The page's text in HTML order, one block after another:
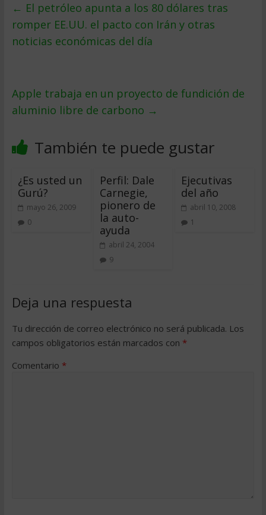
← El petróleo apunta a los 80 dólares tras
romper EE.UU. el pacto con Irán y otras
noticias económicas del día
Apple trabaja en un proyecto de fundición de
aluminio libre de carbono →
También te puede gustar
¿Es usted un
Gurú?
mayo 26, 2009
0
Perfil: Dale
Carnegie,
pionero de
la auto-
ayuda
abril 24, 2004
9
Ejecutivas
del año
abril 10, 2008
1
Deja una respuesta
Tu dirección de correo electrónico no será publicada. Los
campos obligatorios están marcados con *
Comentario *